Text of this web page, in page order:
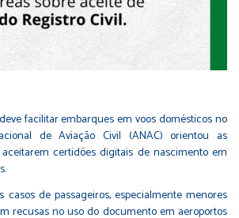
facilitar embarques em voos domésticos no
de Aviação Civil (ANAC) orientou as
certidões digitais de nascimento em
casos de passageiros, especialmente menores
recusas no uso do documento em aeroportos